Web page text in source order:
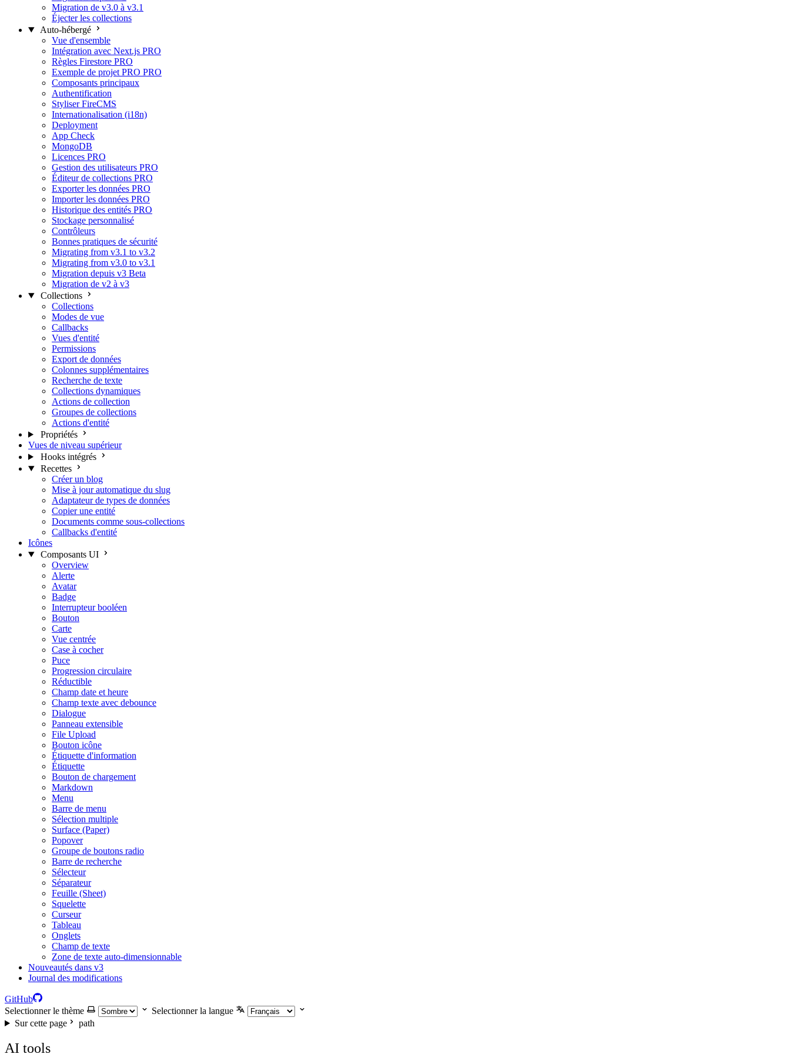
Migration de v3.0 à v3.1
Éjecter les collections
Auto-hébergé
Vue d'ensemble
Intégration avec Next.js PRO
Règles Firestore PRO
Exemple de projet PRO PRO
Composants principaux
Authentification
Styliser FireCMS
Internationalisation (i18n)
Deployment
App Check
MongoDB
Licences PRO
Gestion des utilisateurs PRO
Éditeur de collections PRO
Exporter les données PRO
Importer les données PRO
Historique des entités PRO
Stockage personnalisé
Contrôleurs
Bonnes pratiques de sécurité
Migrating from v3.1 to v3.2
Migrating from v3.0 to v3.1
Migration depuis v3 Beta
Migration de v2 à v3
Collections
Collections
Modes de vue
Callbacks
Vues d'entité
Permissions
Export de données
Colonnes supplémentaires
Recherche de texte
Collections dynamiques
Actions de collection
Groupes de collections
Actions d'entité
Propriétés
Vues de niveau supérieur
Hooks intégrés
Recettes
Créer un blog
Mise à jour automatique du slug
Adaptateur de types de données
Copier une entité
Documents comme sous-collections
Callbacks d'entité
Icônes
Composants UI
Overview
Alerte
Avatar
Badge
Interrupteur booléen
Bouton
Carte
Vue centrée
Case à cocher
Puce
Progression circulaire
Réductible
Champ date et heure
Champ texte avec debounce
Dialogue
Panneau extensible
File Upload
Bouton icône
Étiquette d'information
Étiquette
Bouton de chargement
Markdown
Menu
Barre de menu
Sélection multiple
Surface (Paper)
Popover
Groupe de boutons radio
Barre de recherche
Sélecteur
Séparateur
Feuille (Sheet)
Squelette
Curseur
Tableau
Onglets
Champ de texte
Zone de texte auto-dimensionnable
Nouveautés dans v3
Journal des modifications
GitHub
Selectionner le thème
Selectionner la langue
Sur cette page
path
AI tools